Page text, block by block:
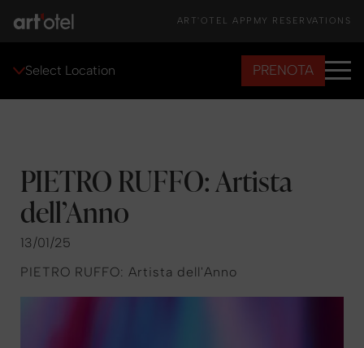
ART'OTEL APP MY RESERVATIONS
Select Location PRENOTA
PIETRO RUFFO: Artista
dell’Anno
13/01/25
PIETRO RUFFO: Artista dell'Anno